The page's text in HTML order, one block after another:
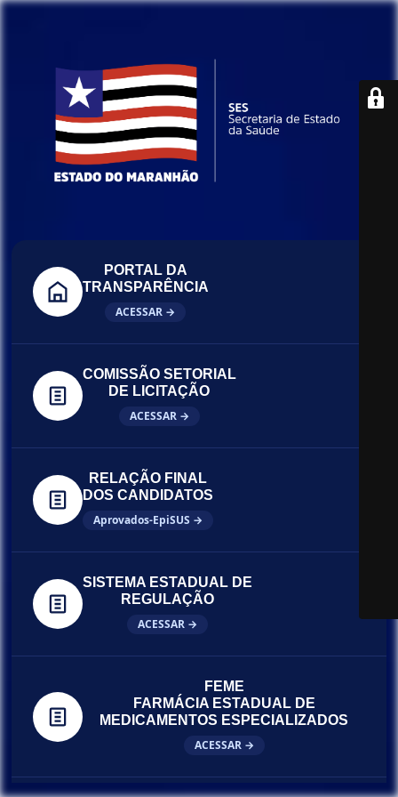
PORTAL DA
TRANSPARÊNCIA
ACESSAR →
COMISSÃO SETORIAL
DE LICITAÇÃO
ACESSAR →
RELAÇÃO FINAL
DOS CANDIDATOS
Aprovados-EpiSUS →
SISTEMA ESTADUAL DE
REGULAÇÃO
ACESSAR →
FEME
FARMÁCIA ESTADUAL DE
MEDICAMENTOS ESPECIALIZADOS
ACESSAR →